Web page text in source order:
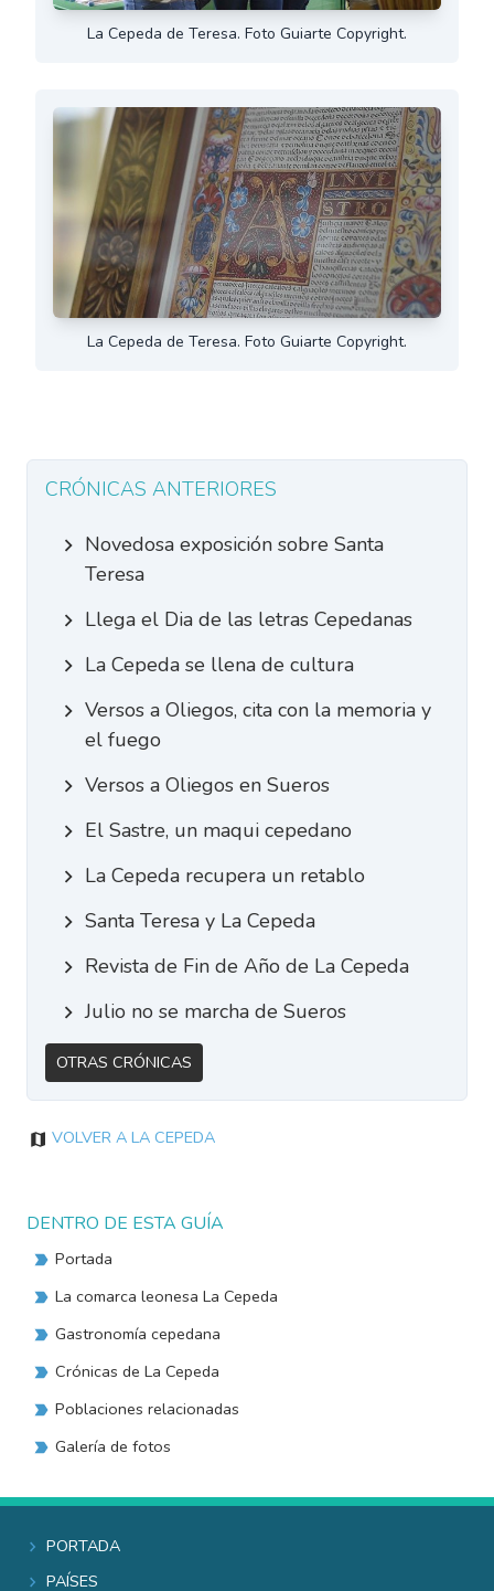
La Cepeda de Teresa. Foto Guiarte Copyright.
La Cepeda de Teresa. Foto Guiarte Copyright.
CRÓNICAS ANTERIORES
Novedosa exposición sobre Santa
Teresa
Llega el Dia de las letras Cepedanas
La Cepeda se llena de cultura
Versos a Oliegos, cita con la memoria y
el fuego
Versos a Oliegos en Sueros
El Sastre, un maqui cepedano
La Cepeda recupera un retablo
Santa Teresa y La Cepeda
Revista de Fin de Año de La Cepeda
Julio no se marcha de Sueros
Otras Crónicas
Volver a La Cepeda
DENTRO DE ESTA GUÍA
Portada
La comarca leonesa La Cepeda
Gastronomía cepedana
Crónicas de La Cepeda
Poblaciones relacionadas
Galería de fotos
Portada
Países